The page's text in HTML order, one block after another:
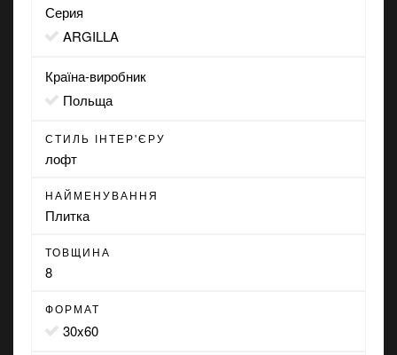
Серия
ARGILLA
Країна-виробник
Польща
СТИЛЬ ІНТЕР'ЄРУ
лофт
НАЙМЕНУВАННЯ
Плитка
ТОВЩИНА
8
ФОРМАТ
30x60